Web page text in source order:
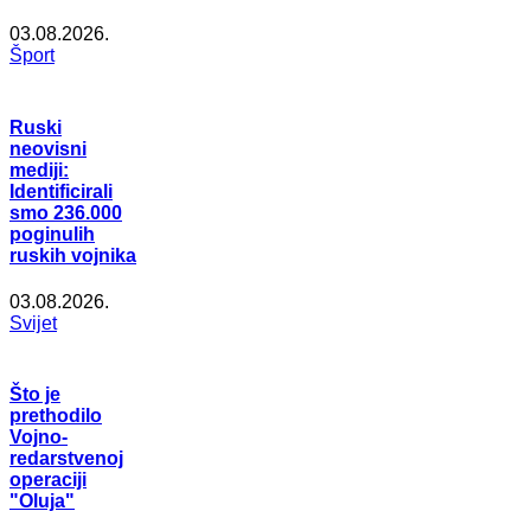
03.08.2026.
Šport
Ruski
neovisni
mediji:
Identificirali
smo 236.000
poginulih
ruskih vojnika
03.08.2026.
Svijet
Što je
prethodilo
Vojno-
redarstvenoj
operaciji
"Oluja"